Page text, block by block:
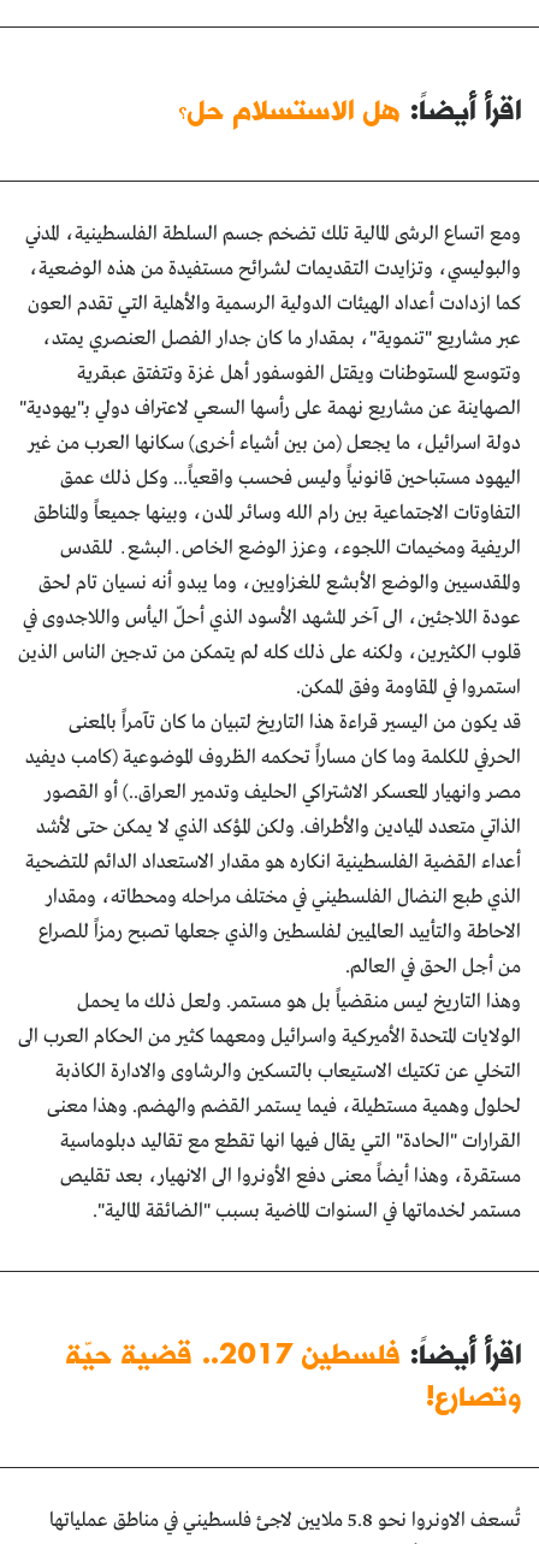
اقرأ أيضاً: هل الاستسلام حل؟
ومع اتساع الرشى المالية تلك تضخم جسم السلطة الفلسطينية، المدني
والبوليسي، وتزايدت التقديمات لشرائح مستفيدة من هذه الوضعية،
كما ازدادت أعداد الهيئات الدولية الرسمية والأهلية التي تقدم العون
عبر مشاريع "تنموية"، بمقدار ما كان جدار الفصل العنصري يمتد،
وتتوسع المستوطنات ويقتل الفوسفور أهل غزة وتتفتق عبقرية
الصهاينة عن مشاريع نهمة على رأسها السعي لاعتراف دولي بـ"يهودية"
دولة اسرائيل، ما يجعل (من بين أشياء أخرى) سكانها العرب من غير
اليهود مستباحين قانونياً وليس فحسب واقعياً... وكل ذلك عمق
التفاوتات الاجتماعية بين رام الله وسائر المدن، وبينها جميعاً والمناطق
الريفية ومخيمات اللجوء، وعزز الوضع الخاص ــ البشع ــ للقدس
والمقدسيين والوضع الأبشع للغزاويين، وما يبدو أنه نسيان تام لحق
عودة اللاجئين، الى آخر المشهد الأسود الذي أحلّ اليأس واللاجدوى في
قلوب الكثيرين، ولكنه على ذلك كله لم يتمكن من تدجين الناس الذين
استمروا في المقاومة وفق الممكن.
قد يكون من اليسير قراءة هذا التاريخ لتبيان ما كان تآمراً بالمعنى
الحرفي للكلمة وما كان مساراً تحكمه الظروف الموضوعية (كامب ديفيد
مصر وانهيار المعسكر الاشتراكي الحليف وتدمير العراق..) أو القصور
الذاتي متعدد الميادين والأطراف. ولكن المؤكد الذي لا يمكن حتى لأشد
أعداء القضية الفلسطينية انكاره هو مقدار الاستعداد الدائم للتضحية
الذي طبع النضال الفلسطيني في مختلف مراحله ومحطاته، ومقدار
الاحاطة والتأييد العالميين لفلسطين والذي جعلها تصبح رمزاً للصراع
من أجل الحق في العالم.
وهذا التاريخ ليس منقضياً بل هو مستمر. ولعل ذلك ما يحمل
الولايات المتحدة الأميركية واسرائيل ومعهما كثير من الحكام العرب الى
التخلي عن تكتيك الاستيعاب بالتسكين والرشاوى والادارة الكاذبة
لحلول وهمية مستطيلة، فيما يستمر القضم والهضم. وهذا معنى
القرارات "الحادة" التي يقال فيها انها تقطع مع تقاليد دبلوماسية
مستقرة، وهذا أيضاً معنى دفع الأونروا الى الانهيار، بعد تقليص
مستمر لخدماتها في السنوات الماضية بسبب "الضائقة المالية".
اقرأ أيضاً:
فلسطين 2017.. قضية حيّة
وتصارع!
تُسعف الاونروا نحو 5.8 ملايين لاجئ فلسطيني في مناطق عملياتها